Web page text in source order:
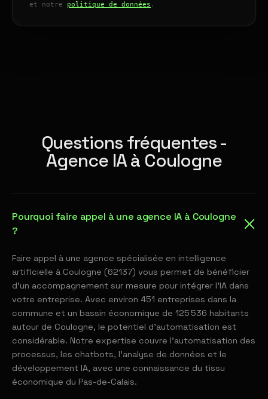
et notre politique de données .
Questions fréquentes -
Agence IA à Coulogne
Pourquoi faire appel à une agence IA à Coulogne
?
Faire appel à une agence spécialisée en intelligence
artificielle à Coulogne (62137) vous permet de bénéficier
d'un accompagnement sur mesure pour intégrer l'IA dans
votre entreprise. Avec environ 451 entreprises dans la
commune et un bassin économique de 125 536 habitants
autour de Coulogne, le potentiel d'automatisation est
considérable. Notre expertise couvre l'automatisation des
processus, les chatbots, l'analyse de données et le
développement IA, avec une connaissance du tissu
économique du Pas-de-Calais.